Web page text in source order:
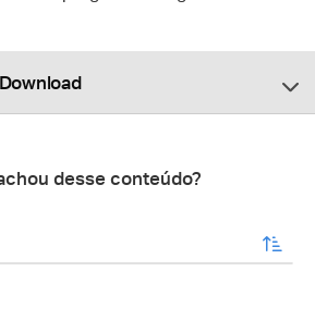
desse conteúdo?
enviar